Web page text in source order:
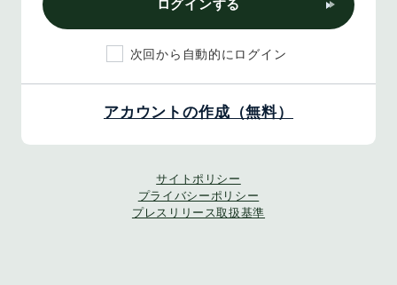
ログインする
次回から自動的にログイン
アカウントの作成（無料）
サイトポリシー
プライバシーポリシー
プレスリリース取扱基準